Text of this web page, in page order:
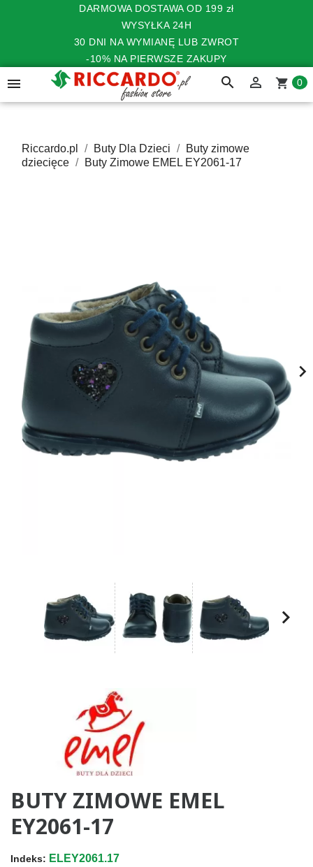
DARMOWA DOSTAWA OD 199 zł
WYSYŁKA 24H
30 DNI NA WYMIANĘ LUB ZWROT
-10% NA PIERWSZE ZAKUPY
 search  shopping_cart 0
Riccardo.pl Buty Dla Dzieci
Buty zimowe
dziecięce
Buty Zimowe EMEL EY2061-17

BUTY ZIMOWE EMEL
EY2061-17
Indeks: ELEY2061.17